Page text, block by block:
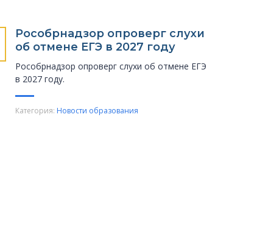
Рособрнадзор опроверг слухи
об отмене ЕГЭ в 2027 году
Рособрнадзор опроверг слухи об отмене ЕГЭ
в 2027 году.
Категория: Новости образования